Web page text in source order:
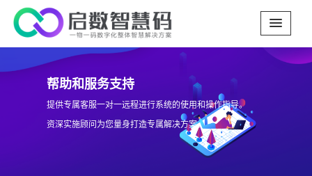
帮助和服务支持
提供专属客服一对一远程进行系统的使用和操作指导。
资深实施顾问为您量身打造专属解决方案。